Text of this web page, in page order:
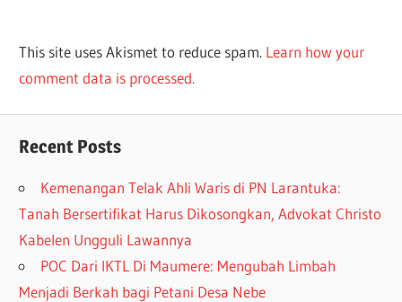
This site uses Akismet to reduce spam. Learn how your
comment data is processed.
Recent Posts
Kemenangan Telak Ahli Waris di PN Larantuka:
Tanah Bersertifikat Harus Dikosongkan, Advokat Christo
Kabelen Ungguli Lawannya
POC Dari IKTL Di Maumere: Mengubah Limbah
Menjadi Berkah bagi Petani Desa Nebe